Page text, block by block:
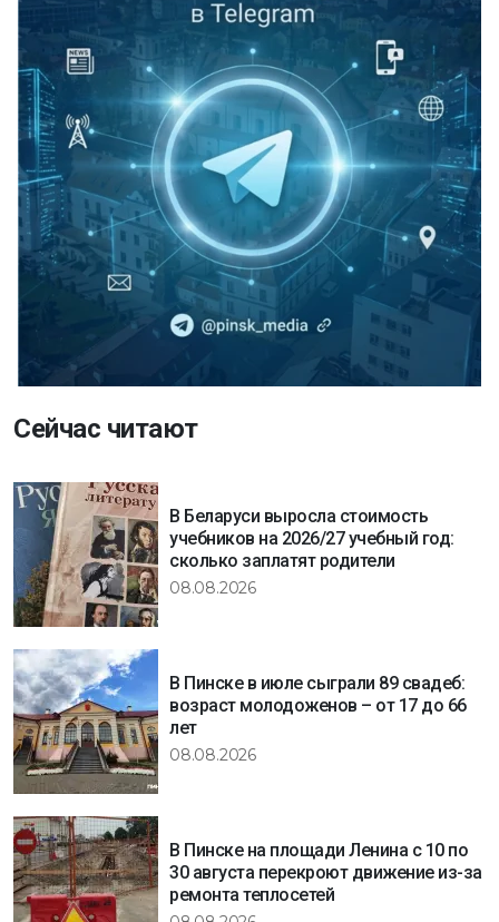
Сейчас читают
В Беларуси выросла стоимость
учебников на 2026/27 учебный год:
сколько заплатят родители
08.08.2026
В Пинске в июле сыграли 89 свадеб:
возраст молодоженов – от 17 до 66
лет
08.08.2026
В Пинске на площади Ленина с 10 по
30 августа перекроют движение из-за
ремонта теплосетей